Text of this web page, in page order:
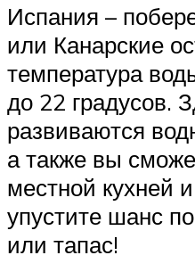
Испания –
или Канарские
температура
до 22 градусов.
развиваются
а также вы
местной кухней
упустите шанс
или тапас!